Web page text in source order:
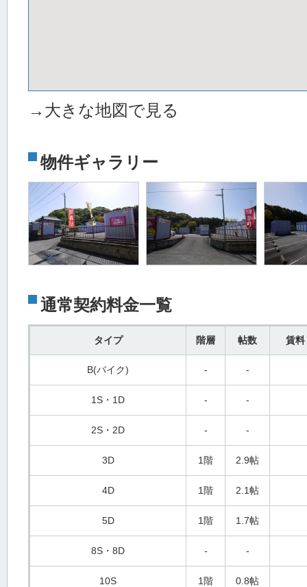
→大きな地図で見る
物件ギャラリー
通常契約料金一覧
タイプ 階層 帖数 賃料
B(バイク) - -
1S・1D - -
2S・2D - -
3D 1階 2.9帖
4D 1階 2.1帖
5D 1階 1.7帖
8S・8D - -
10S 1階 0.8帖